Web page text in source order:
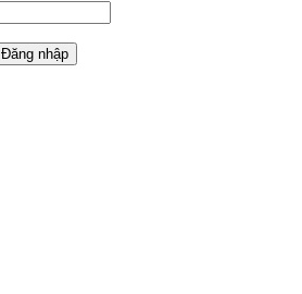
Đăng nhập